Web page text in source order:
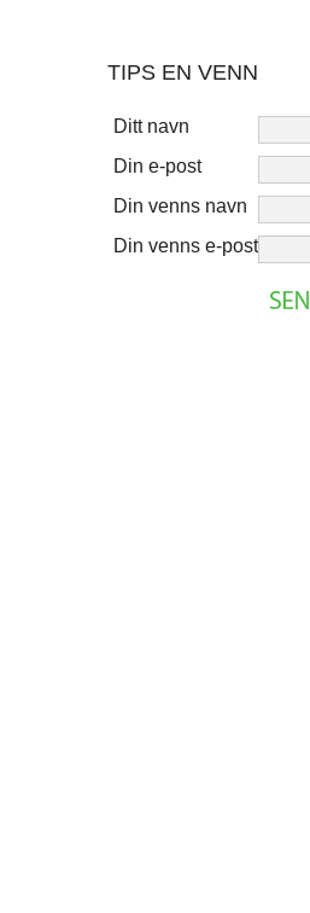
TIPS EN VENN
Ditt navn
Din e-post
Din venns navn
Din venns e-post